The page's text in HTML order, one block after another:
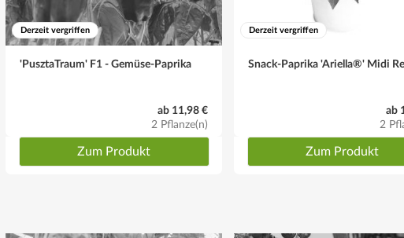
Derzeit vergriffen
'PusztaTraum' F1 - Gemüse-Paprika
ab 11,98 €
2 Pflanze(n)
Zum Produkt
Derzeit vergriffen
Snack-Paprika 'Ariella®' Midi
ab
2
Zum Produkt